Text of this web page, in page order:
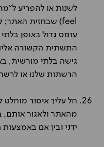
לשנות או להפריע
feel) שבחזית האתר;
עומס גדול באופן
התשתית הקשורה
גישה בלתי מורשית,
הרשתות שלנו או
חל עליך איסור מוחלט
מהאתר ולאגור אותם,
ידני ובין אם